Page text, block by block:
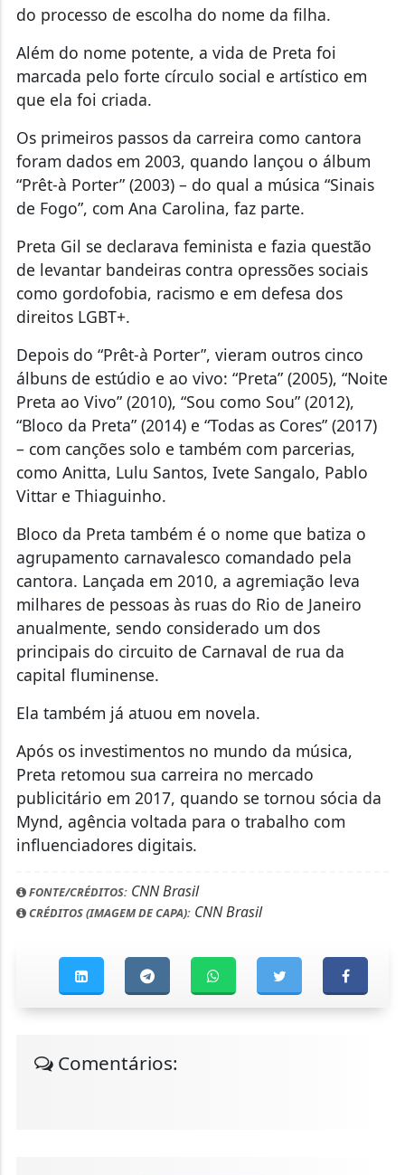
do processo de escolha do nome da filha.
Além do nome potente, a vida de Preta foi
marcada pelo forte círculo social e artístico em
que ela foi criada.
Os primeiros passos da carreira como cantora
foram dados em 2003, quando lançou o álbum
“Prêt-à Porter” (2003) – do qual a música “Sinais
de Fogo”, com Ana Carolina, faz parte.
Preta Gil se declarava feminista e fazia questão
de levantar bandeiras contra opressões sociais
como gordofobia, racismo e em defesa dos
direitos LGBT+.
Depois do “Prêt-à Porter”, vieram outros cinco
álbuns de estúdio e ao vivo: “Preta” (2005), “Noite
Preta ao Vivo” (2010), “Sou como Sou” (2012),
“Bloco da Preta” (2014) e “Todas as Cores” (2017)
– com canções solo e também com parcerias,
como Anitta, Lulu Santos, Ivete Sangalo, Pablo
Vittar e Thiaguinho.
Bloco da Preta também é o nome que batiza o
agrupamento carnavalesco comandado pela
cantora. Lançada em 2010, a agremiação leva
milhares de pessoas às ruas do Rio de Janeiro
anualmente, sendo considerado um dos
principais do circuito de Carnaval de rua da
capital fluminense.
Ela também já atuou em novela.
Após os investimentos no mundo da música,
Preta retomou sua carreira no mercado
publicitário em 2017, quando se tornou sócia da
Mynd, agência voltada para o trabalho com
influenciadores digitais.
FONTE/CRÉDITOS:CNN Brasil
CRÉDITOS (IMAGEM DE CAPA):CNN Brasil
Comentários: